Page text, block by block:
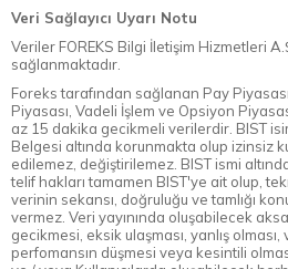
Veri Sağlayıcı Uyarı Notu
Veriler FOREKS Bilgi İletişim Hizmetleri
sağlanmaktadır.
Foreks tarafından sağlanan Pay
Piyasası, Vadeli İşlem ve Opsiyon
az 15 dakika gecikmeli verilerdir. BIST
Belgesi altında korunmakta olup izinsiz
edilemez, değiştirilemez. BIST ismi
telif hakları tamamen BIST'ye ait olup,
verinin sekansı, doğruluğu ve tamlığı
vermez. Veri yayınında oluşabilecek
gecikmesi, eksik ulaşması, yanlış
perfomansın düşmesi veya kesintili